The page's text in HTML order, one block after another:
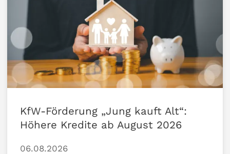
KfW-Förderung „Jung kauft Alt“:
Höhere Kredite ab August 2026
06.08.2026